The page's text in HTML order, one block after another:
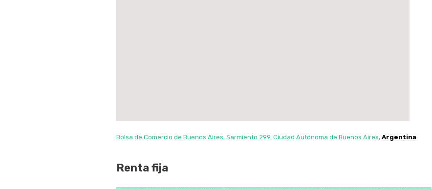
Bolsa de Comercio de Buenos Aires, Sarmiento 299, Ciudad Autónoma de Buenos Aires, Argentina.
Renta fija